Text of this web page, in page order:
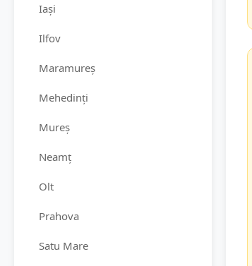
Iași
Ilfov
Maramureș
Mehedinți
Mureș
Neamț
Olt
Prahova
Satu Mare